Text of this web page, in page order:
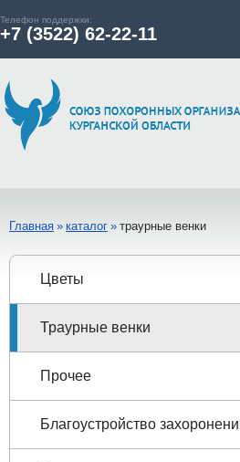
Телефон поддержки:
+7 (3522) 62-22-11
Главная » каталог » траурные венки
Цветы
Траурные венки
Прочее
Благоустройство